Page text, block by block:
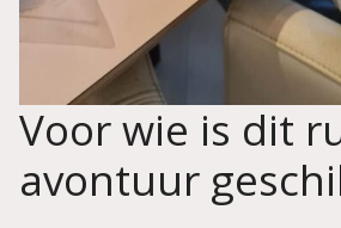
Voor wie is dit
avontuur